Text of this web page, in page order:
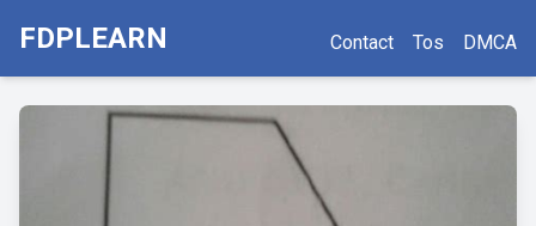
FDPLEARN Contact Tos DMCA